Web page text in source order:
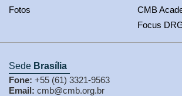
Fotos
CMB
Focus
Sede Brasília
Fone: +55 (61) 3321-9563
Email: cmb@cmb.org.br